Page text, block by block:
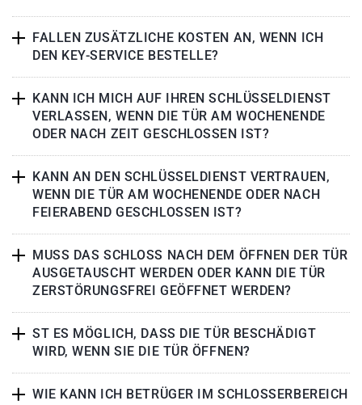
FALLEN ZUSÄTZLICHE KOSTEN AN, WENN ICH
DEN KEY-SERVICE BESTELLE?
KANN ICH MICH AUF IHREN SCHLÜSSELDIENST
VERLASSEN, WENN DIE TÜR AM WOCHENENDE
ODER NACH ZEIT GESCHLOSSEN IST?
KANN AN DEN SCHLÜSSELDIENST VERTRAUEN,
WENN DIE TÜR AM WOCHENENDE ODER NACH
FEIERABEND GESCHLOSSEN IST?
MUSS DAS SCHLOSS NACH DEM ÖFFNEN DER TÜR
AUSGETAUSCHT WERDEN ODER KANN DIE TÜR
ZERSTÖRUNGSFREI GEÖFFNET WERDEN?
ST ES MÖGLICH, DASS DIE TÜR BESCHÄDIGT
WIRD, WENN SIE DIE TÜR ÖFFNEN?
WIE KANN ICH BETRÜGER IM SCHLOSSERBEREICH